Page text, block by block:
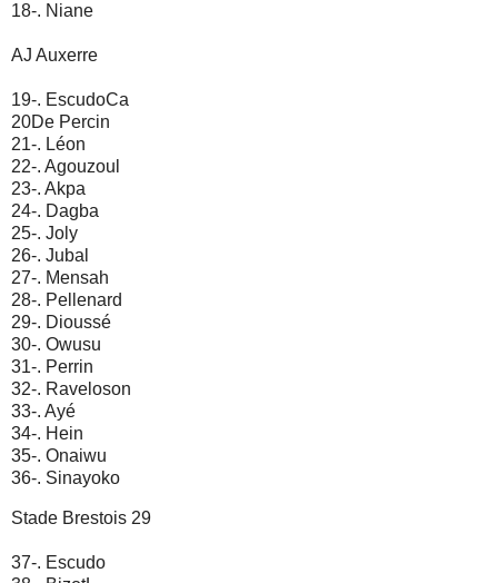
18-. Niane
AJ Auxerre
19-. EscudoCa
20De Percin
21-. Léon
22-. Agouzoul
23-. Akpa
24-. Dagba
25-. Joly
26-. Jubal
27-. Mensah
28-. Pellenard
29-. Dioussé
30-. Owusu
31-. Perrin
32-. Raveloson
33-. Ayé
34-. Hein
35-. Onaiwu
36-. Sinayoko
Stade Brestois 29
37-. Escudo